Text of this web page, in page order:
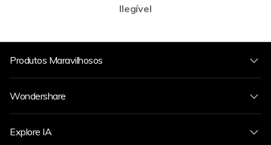
Ilegível
Produtos Maravilhosos
Wondershare
Explore IA